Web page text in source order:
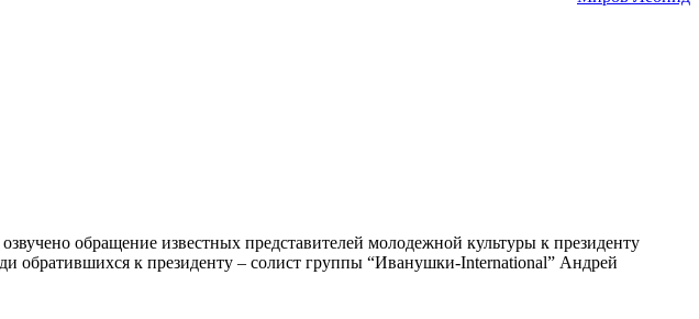
обращение известных представителей молодежной культуры к президенту
обратившихся к президенту – солист группы “Иванушки-International” Андрей